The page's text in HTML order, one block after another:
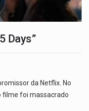
Days”
da Netflix. No
filme foi massacrado